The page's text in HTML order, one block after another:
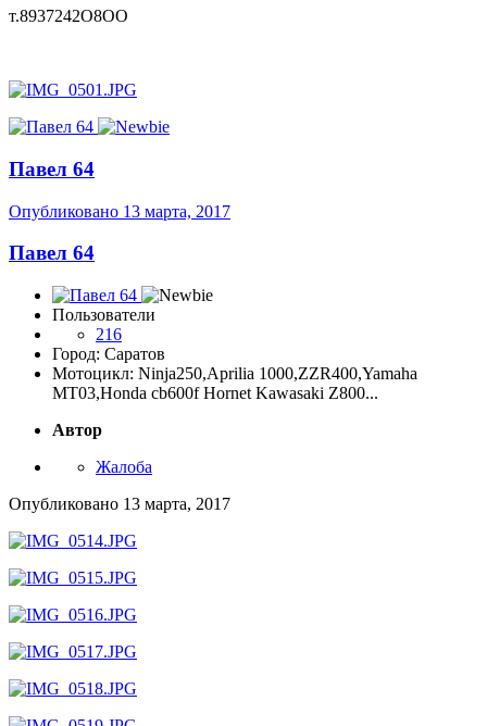
т.8937242О8ОО
Павел 64
Опубликовано 13 марта, 2017
Павел 64
Пользователи
216
Город: Саратов
Мотоцикл: Ninja250,Aprilia 1000,ZZR400,Yamaha
MT03,Honda cb600f Hornet Kawasaki Z800...
Автор
Жалоба
Опубликовано 13 марта, 2017